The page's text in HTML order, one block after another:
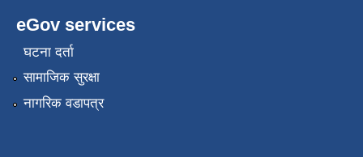
eGov services
घटना दर्ता
सामाजिक सुरक्षा
नागरिक वडापत्र